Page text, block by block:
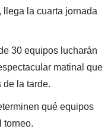
la cuarta jornada
30 equipos lucharán
matinal que
la tarde.
qué equipos
torneo.